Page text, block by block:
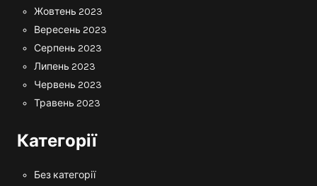
Жовтень 2023
Вересень 2023
Серпень 2023
Липень 2023
Червень 2023
Травень 2023
Категорії
Без категорії